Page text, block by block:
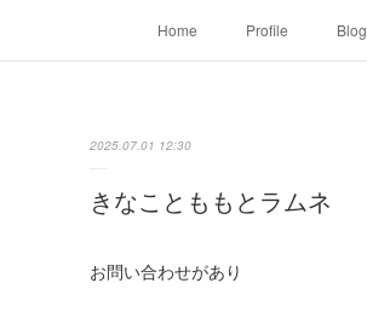
Home Profile Blog
2025.07.01 12:30
きなことももとラムネ
お問い合わせがあり